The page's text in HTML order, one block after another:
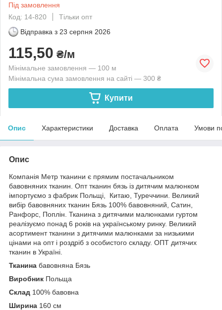
Під замовлення
Код: 14-820
Тільки опт
Відправка з 23 серпня 2026
115,50 ₴/м
Мінімальне замовлення — 100 м
Мінімальна сума замовлення на сайті — 300 ₴
Купити
Опис Характеристики Доставка Оплата Умови
Опис
Компанія Метр тканини є прямим постачальником
бавовняних тканин. Опт тканин бязь із дитячим малюнком
імпортуємо з фабрик Польщі, Китаю, Туреччини. Великий
вибір бавовняних тканин Бязь 100% бавовняний, Сатин,
Ранфорс, Поплін. Тканина з дитячими малюнками гуртом
реалізуємо понад 6 років на українському ринку. Великий
асортимент тканини з дитячими малюнками за низькими
цінами на опт і роздріб з особистого складу. ОПТ дитячих
тканин в Україні.
Тканина бавовняна Бязь
Виробник Польща
Склад 100% бавовна
Ширина 160 см